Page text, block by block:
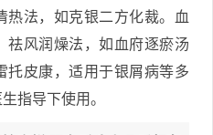
热法，如克银二方化裁。血
祛风润燥法，如血府逐瘀汤
托皮康，适用于银屑病等多
指导下使用。